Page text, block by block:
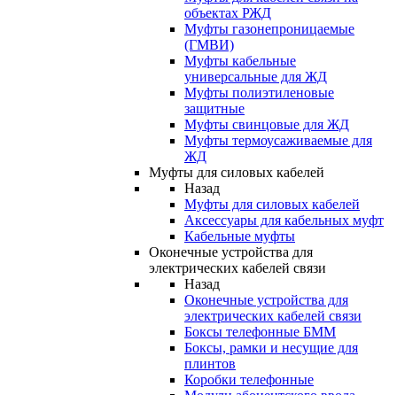
объектах РЖД
Муфты газонепроницаемые
(ГМВИ)
Муфты кабельные
универсальные для ЖД
Муфты полиэтиленовые
защитные
Муфты свинцовые для ЖД
Муфты термоусаживаемые для
ЖД
Муфты для силовых кабелей
Назад
Муфты для силовых кабелей
Аксессуары для кабельных муфт
Кабельные муфты
Оконечные устройства для
электрических кабелей связи
Назад
Оконечные устройства для
электрических кабелей связи
Боксы телефонные БММ
Боксы, рамки и несущие для
плинтов
Коробки телефонные